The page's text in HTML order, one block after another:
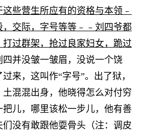
些营生所应有的资格与本领﹣
，交际，字号等等﹣﹣刘四爷都
过群架，抢过良家妇女，跪过
四并没皱一皱眉，没说一个饶
来，这叫作“字号”。出了狱，
混混出身，他晓得怎么对付穷
儿，哪里该松一步儿，他有善
没有敢跟他耍骨头（注：调皮